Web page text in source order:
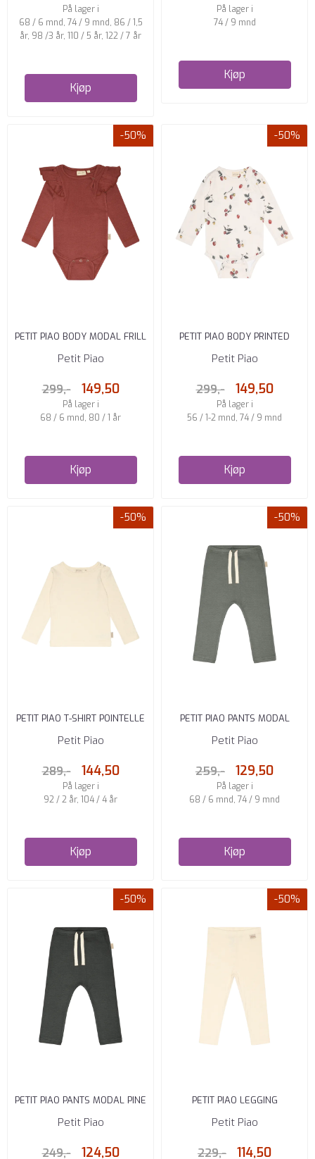
På lager i
68 / 6 mnd, 74 / 9 mnd, 86 / 1,5
år, 98 /3 år, 110 / 5 år, 122 / 7 år
Kjøp
På lager i
74 / 9 mnd
Kjøp
-50%
PETIT PIAO BODY MODAL FRILL
BERRY DUST
Petit Piao
299,- 149,50
På lager i
68 / 6 mnd, 80 / 1 år
Kjøp
-50%
PETIT PIAO BODY PRINTED
RASPBERRY
Petit Piao
299,- 149,50
På lager i
56 / 1-2 mnd, 74 / 9 mnd
Kjøp
-50%
PETIT PIAO T-SHIRT POINTELLE
EGGNOGG
Petit Piao
289,- 144,50
På lager i
92 / 2 år, 104 / 4 år
Kjøp
-50%
PETIT PIAO PANTS MODAL
BALSAM GREEN
Petit Piao
259,- 129,50
På lager i
68 / 6 mnd, 74 / 9 mnd
Kjøp
-50%
PETIT PIAO PANTS MODAL PINE
GREEN
Petit Piao
249,- 124,50
-50%
PETIT PIAO LEGGING
POINTELLE EGGNOGG
Petit Piao
229,- 114,50